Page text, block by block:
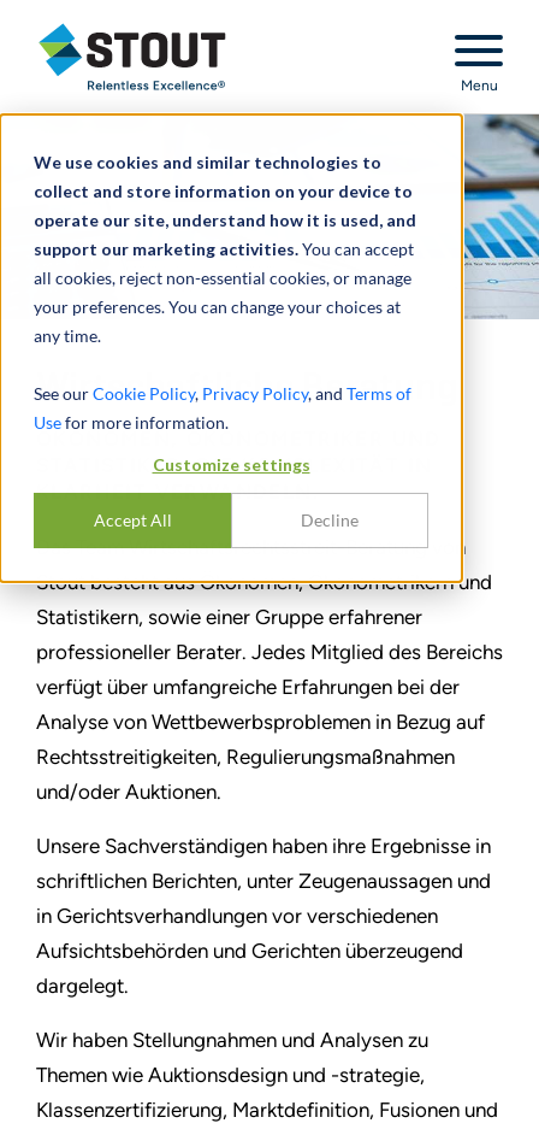
We use cookies and similar technologies to
collect and store information on your device to
operate our site, understand how it is used, and
support our marketing activities.You can accept
all cookies, reject non-essential cookies, or manage
your preferences. You can change your choices at
any time.
See ourCookie Policy, Privacy Policy, and Terms of
Usefor more information.
Customize settings
Accept All Decline
Stout Relentless Excellence
Menu
Wirtschaftliche Beratung
STATISTIKER, DIE KOMPLEXITÄT IN
KLARHEIT VERWANDELN.
Das Team Wirtschaftsrechtsstreit-Beratung von
Stout besteht aus Ökonomen, Ökonometrikern und
Statistikern, sowie einer Gruppe erfahrener
professioneller Berater. Jedes Mitglied des Bereichs
verfügt über umfangreiche Erfahrungen bei der
Analyse von Wettbewerbsproblemen in Bezug auf
Rechtsstreitigkeiten, Regulierungsmaßnahmen
und/oder Auktionen.
Unsere Sachverständigen haben ihre Ergebnisse in
schriftlichen Berichten, unter Zeugenaussagen und
in Gerichtsverhandlungen vor verschiedenen
Aufsichtsbehörden und Gerichten überzeugend
dargelegt.
Wir haben Stellungnahmen und Analysen zu
Themen wie Auktionsdesign und -strategie,
Klassenzertifizierung, Marktdefinition, Fusionen und